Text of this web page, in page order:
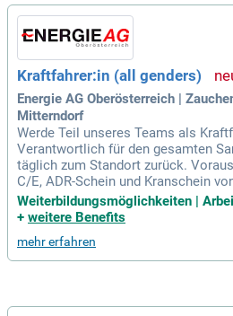
Kraftfahrer:in (all genders)
Energie AG Oberösterreich |
Mitterndorf
Werde Teil unseres Teams als
Verantwortlich für den gesamten
täglich zum Standort zurück.
C/E, ADR-Schein und Kranschein
Weiterbildungsmöglichkeiten |
+ weitere Benefits
mehr erfahren